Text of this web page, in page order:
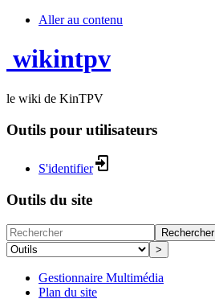
Aller au contenu
wikintpv
le wiki de KinTPV
Outils pour utilisateurs
S'identifier
Outils du site
Rechercher
>
Gestionnaire Multimédia
Plan du site